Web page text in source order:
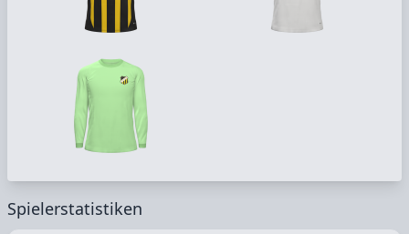
Spielerstatistiken